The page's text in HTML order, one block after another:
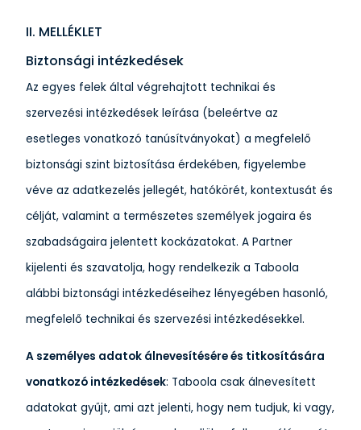
II. MELLÉKLET
Biztonsági intézkedések
Az egyes felek által végrehajtott technikai és
szervezési intézkedések leírása (beleértve az
esetleges vonatkozó tanúsítványokat) a megfelelő
biztonsági szint biztosítása érdekében, figyelembe
véve az adatkezelés jellegét, hatókörét, kontextusát és
célját, valamint a természetes személyek jogaira és
szabadságaira jelentett kockázatokat. A Partner
kijelenti és szavatolja, hogy rendelkezik a Taboola
alábbi biztonsági intézkedéseihez lényegében hasonló,
megfelelő technikai és szervezési intézkedésekkel.
A személyes adatok álnevesítésére és titkosítására
vonatkozó intézkedések: Taboola csak álnevesített
adatokat gyűjt, ami azt jelenti, hogy nem tudjuk, ki vagy,